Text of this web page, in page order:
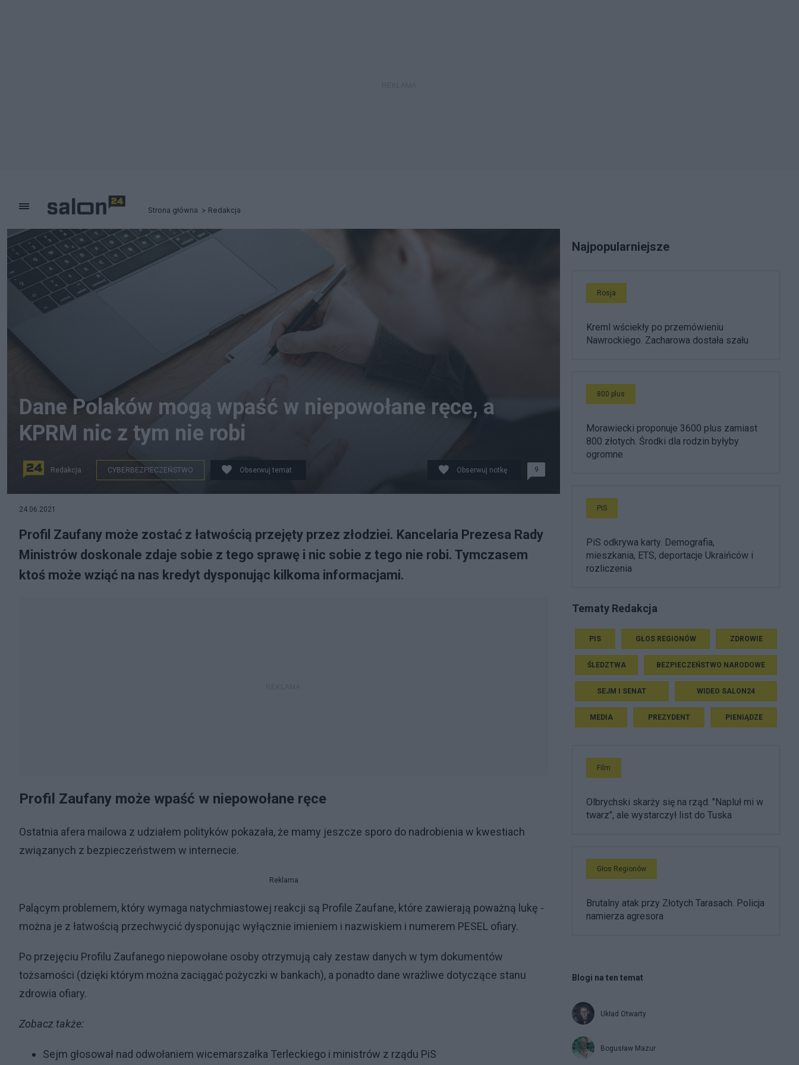
Strona główna Redakcja
Dane Polaków mogą wpaść w niepowołane ręce, a
KPRM nic z tym nie robi
Redakcja CYBERBEZPIECZEŃSTWO Obserwuj temat Obserwuj notkę 9
24.06.2021
Profil Zaufany może zostać z łatwością przejęty przez złodziei. Kancelaria Prezesa Rady
Ministrów doskonale zdaje sobie z tego sprawę i nic sobie z tego nie robi. Tymczasem
ktoś może wziąć na nas kredyt dysponując kilkoma informacjami.
Profil Zaufany może wpaść w niepowołane ręce
Ostatnia afera mailowa z udziałem polityków pokazała, że mamy jeszcze sporo do nadrobienia w kwestiach
związanych z bezpieczeństwem w internecie.
Reklama
Palącym problemem, który wymaga natychmiastowej reakcji są Profile Zaufane, które zawierają poważną lukę -
można je z łatwością przechwycić dysponując wyłącznie imieniem i nazwiskiem i numerem PESEL ofiary.
Po przejęciu Profilu Zaufanego niepowołane osoby otrzymują cały zestaw danych w tym dokumentów
tożsamości (dzięki którym można zaciągać pożyczki w bankach), a ponadto dane wrażliwe dotyczące stanu
zdrowia ofiary.
Zobacz także:
Sejm głosował nad odwołaniem wicemarszałka Terleckiego i ministrów z rządu PiS
Najpopularniejsze
Rosja
Kreml wściekły po przemówieniu
Nawrockiego. Zacharowa dostała szału
800 plus
Morawiecki proponuje 3600 plus zamiast
800 złotych. Środki dla rodzin byłyby
ogromne
PiS
PiS odkrywa karty. Demografia,
mieszkania, ETS, deportacje Ukraińców i
rozliczenia
Tematy Redakcja
PIS GŁOS REGIONÓW ZDROWIE
ŚLEDZTWA BEZPIECZEŃSTWO NARODOWE
SEJM I SENAT WIDEO SALON24
MEDIA PREZYDENT PIENIĄDZE
Film
Olbrychski skarży się na rząd. "Napluł mi w
twarz", ale wystarczył list do Tuska
Głos Regionów
Brutalny atak przy Złotych Tarasach. Policja
namierza agresora
Blogi na ten temat
Układ Otwarty
Bogusław Mazur